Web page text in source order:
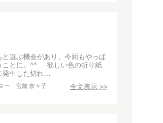
遊ぶ機会があり、今回もやっぱ
ことに。^^ 欲しい色の折り紙
生した切れ…
ー 宮前 奈々子 全文表示 >>